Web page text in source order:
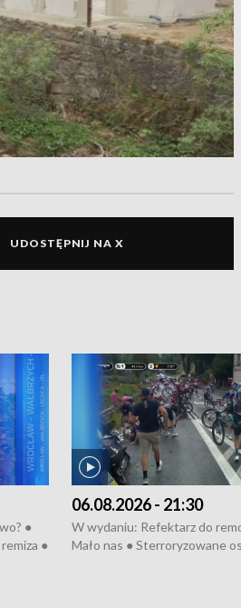
UDOSTĘPNIJ NA X
●
●
06.08.2026 - 21:30
W wydaniu: Refektarz do
Mało nas ● Sterroryzowane